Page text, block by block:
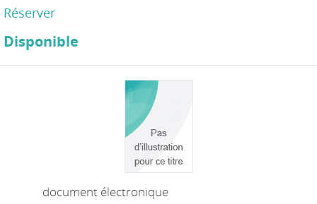
Réserver
Disponible
document électronique